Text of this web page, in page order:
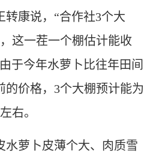
康说，“合作社3个大
这一茬一个棚估计能收
于今年水萝卜比往年田间
的价格，3个大棚预计能为
右。
萝卜皮薄个大、肉质雪